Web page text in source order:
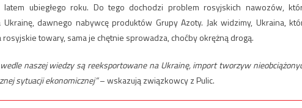
latem ubiegłego roku. Do tego dochodzi problem rosyjskich nawozów,
Ukrainę, dawnego nabywcę produktów Grupy Azoty. Jak widzimy, Ukraina,
rosyjskie towary, sama je chętnie sprowadza, choćby okrężną drogą.
naszej wiedzy są reeksportowane na Ukrainę, import tworzyw
sytuacji ekonomicznej”– wskazują związkowcy z Pulic.